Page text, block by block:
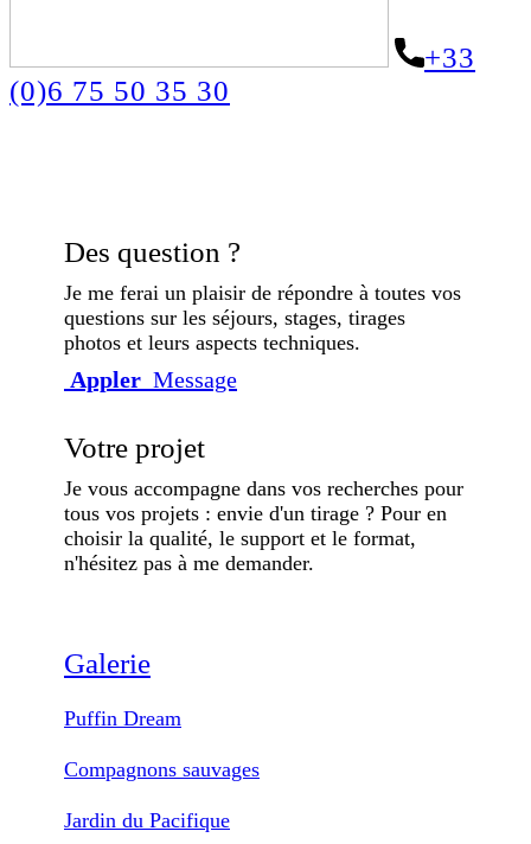
+33
(0)6 75 50 35 30
Des question ?
Je me ferai un plaisir de répondre à toutes vos
questions sur les séjours, stages, tirages
photos et leurs aspects techniques.
Appler Message
Votre projet
Je vous accompagne dans vos recherches pour
tous vos projets : envie d'un tirage ? Pour en
choisir la qualité, le support et le format,
n'hésitez pas à me demander.
Galerie
Puffin Dream
Compagnons sauvages
Jardin du Pacifique